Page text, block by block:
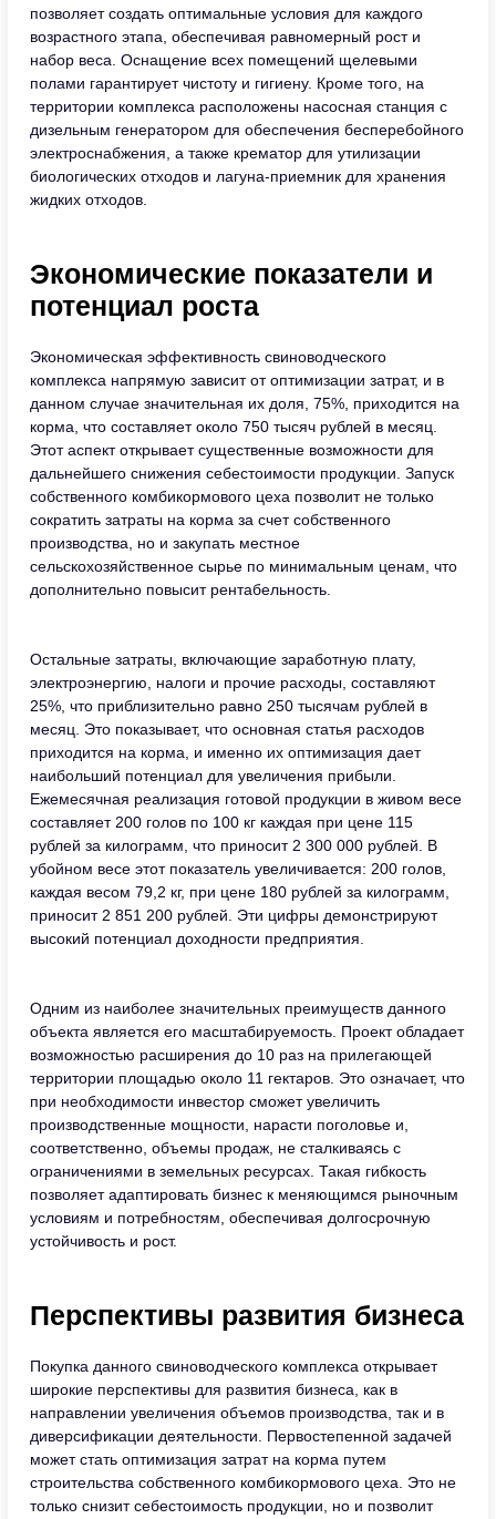
позволяет создать оптимальные условия для каждого
возрастного этапа, обеспечивая равномерный рост и
набор веса. Оснащение всех помещений щелевыми
полами гарантирует чистоту и гигиену. Кроме того, на
территории комплекса расположены насосная станция с
дизельным генератором для обеспечения бесперебойного
электроснабжения, а также крематор для утилизации
биологических отходов и лагуна-приемник для хранения
жидких отходов.
Экономические показатели и
потенциал роста
Экономическая эффективность свиноводческого
комплекса напрямую зависит от оптимизации затрат, и в
данном случае значительная их доля, 75%, приходится на
корма, что составляет около 750 тысяч рублей в месяц.
Этот аспект открывает существенные возможности для
дальнейшего снижения себестоимости продукции. Запуск
собственного комбикормового цеха позволит не только
сократить затраты на корма за счет собственного
производства, но и закупать местное
сельскохозяйственное сырье по минимальным ценам, что
дополнительно повысит рентабельность.
Остальные затраты, включающие заработную плату,
электроэнергию, налоги и прочие расходы, составляют
25%, что приблизительно равно 250 тысячам рублей в
месяц. Это показывает, что основная статья расходов
приходится на корма, и именно их оптимизация дает
наибольший потенциал для увеличения прибыли.
Ежемесячная реализация готовой продукции в живом весе
составляет 200 голов по 100 кг каждая при цене 115
рублей за килограмм, что приносит 2 300 000 рублей. В
убойном весе этот показатель увеличивается: 200 голов,
каждая весом 79,2 кг, при цене 180 рублей за килограмм,
приносит 2 851 200 рублей. Эти цифры демонстрируют
высокий потенциал доходности предприятия.
Одним из наиболее значительных преимуществ данного
объекта является его масштабируемость. Проект обладает
возможностью расширения до 10 раз на прилегающей
территории площадью около 11 гектаров. Это означает, что
при необходимости инвестор сможет увеличить
производственные мощности, нарасти поголовье и,
соответственно, объемы продаж, не сталкиваясь с
ограничениями в земельных ресурсах. Такая гибкость
позволяет адаптировать бизнес к меняющимся рыночным
условиям и потребностям, обеспечивая долгосрочную
устойчивость и рост.
Перспективы развития бизнеса
Покупка данного свиноводческого комплекса открывает
широкие перспективы для развития бизнеса, как в
направлении увеличения объемов производства, так и в
диверсификации деятельности. Первостепенной задачей
может стать оптимизация затрат на корма путем
строительства собственного комбикормового цеха. Это не
только снизит себестоимость продукции, но и позволит